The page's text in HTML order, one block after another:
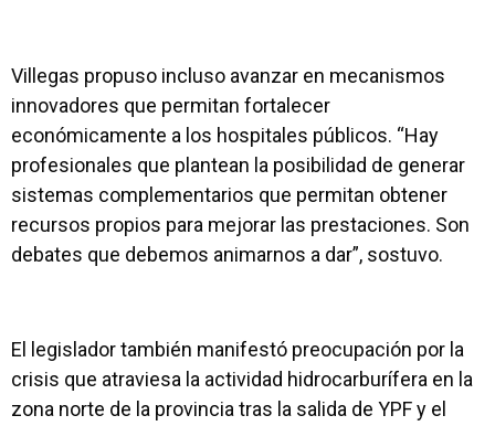
Villegas propuso incluso avanzar en mecanismos
innovadores que permitan fortalecer
económicamente a los hospitales públicos. “Hay
profesionales que plantean la posibilidad de generar
sistemas complementarios que permitan obtener
recursos propios para mejorar las prestaciones. Son
debates que debemos animarnos a dar”, sostuvo.
El legislador también manifestó preocupación por la
crisis que atraviesa la actividad hidrocarburífera en la
zona norte de la provincia tras la salida de YPF y el